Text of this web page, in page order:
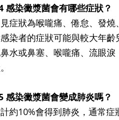
感染黴漿菌會有哪些症狀？
症狀為喉嚨痛、倦怠、發
染者的症狀可能與較大年齡
水或鼻塞、喉嚨痛、流眼
感染黴漿菌會變成肺炎嗎？
約10%會得到肺炎，通常